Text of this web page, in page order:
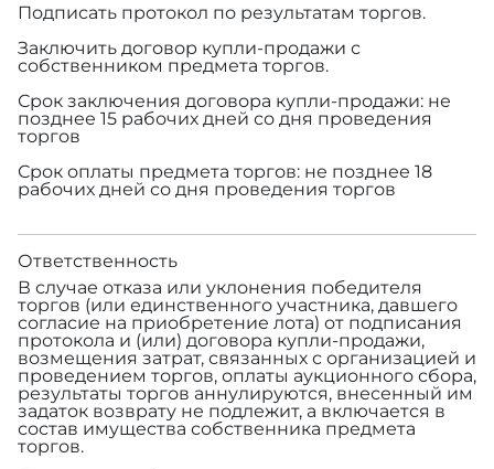
Подписать протокол по результатам торгов.
Заключить договор купли-продажи с
собственником предмета торгов.
Срок заключения договора купли-продажи: не
позднее 15 рабочих дней со дня проведения
торгов
Срок оплаты предмета торгов: не позднее 18
рабочих дней со дня проведения торгов
Ответственность
В случае отказа или уклонения победителя
торгов (или единственного участника, давшего
согласие на приобретение лота) от подписания
протокола и (или) договора купли-продажи,
возмещения затрат, связанных с организацией и
проведением торгов, оплаты аукционного сбора,
результаты торгов аннулируются, внесенный им
задаток возврату не подлежит, а включается в
состав имущества собственника предмета
торгов.